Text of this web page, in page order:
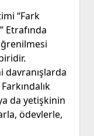
“Fark
Etrafında
davranışlarda
da yetişkinin
ödevlerle,